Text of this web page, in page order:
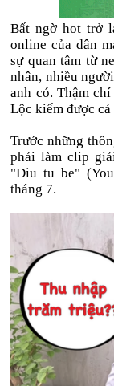
Bất ngờ hot trở
online của dân
sự quan tâm từ
nhân, nhiều
anh có. Thậm
Lộc kiếm được
Trước những
phải làm clip
"Diu tu be"
tháng 7.